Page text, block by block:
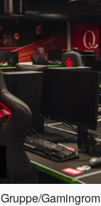
Gamingrom